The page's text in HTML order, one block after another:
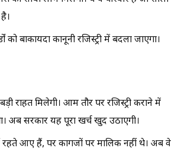
बाकायदा कानूनी रजिस्ट्री में बदला जाएगा।
राहत मिलेगी। आम तौर पर रजिस्ट्री कराने में
अब सरकार यह पूरा खर्च खुद उठाएगी।
रहते आए हैं, पर कागजों पर मालिक नहीं थे। अब वे